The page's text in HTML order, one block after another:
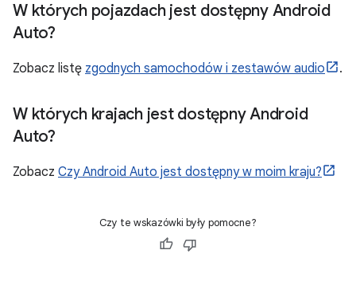
W których pojazdach jest dostępny Android
Auto?
Zobacz listę zgodnych samochodów i zestawów audio .
W których krajach jest dostępny Android
Auto?
Zobacz Czy Android Auto jest dostępny w moim kraju?
Czy te wskazówki były pomocne?